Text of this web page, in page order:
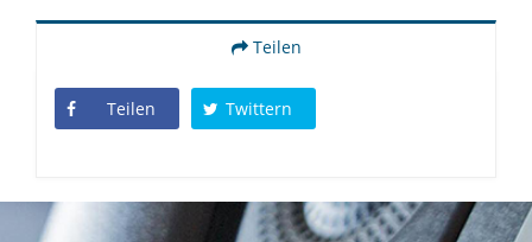
Teilen
Teilen Twittern